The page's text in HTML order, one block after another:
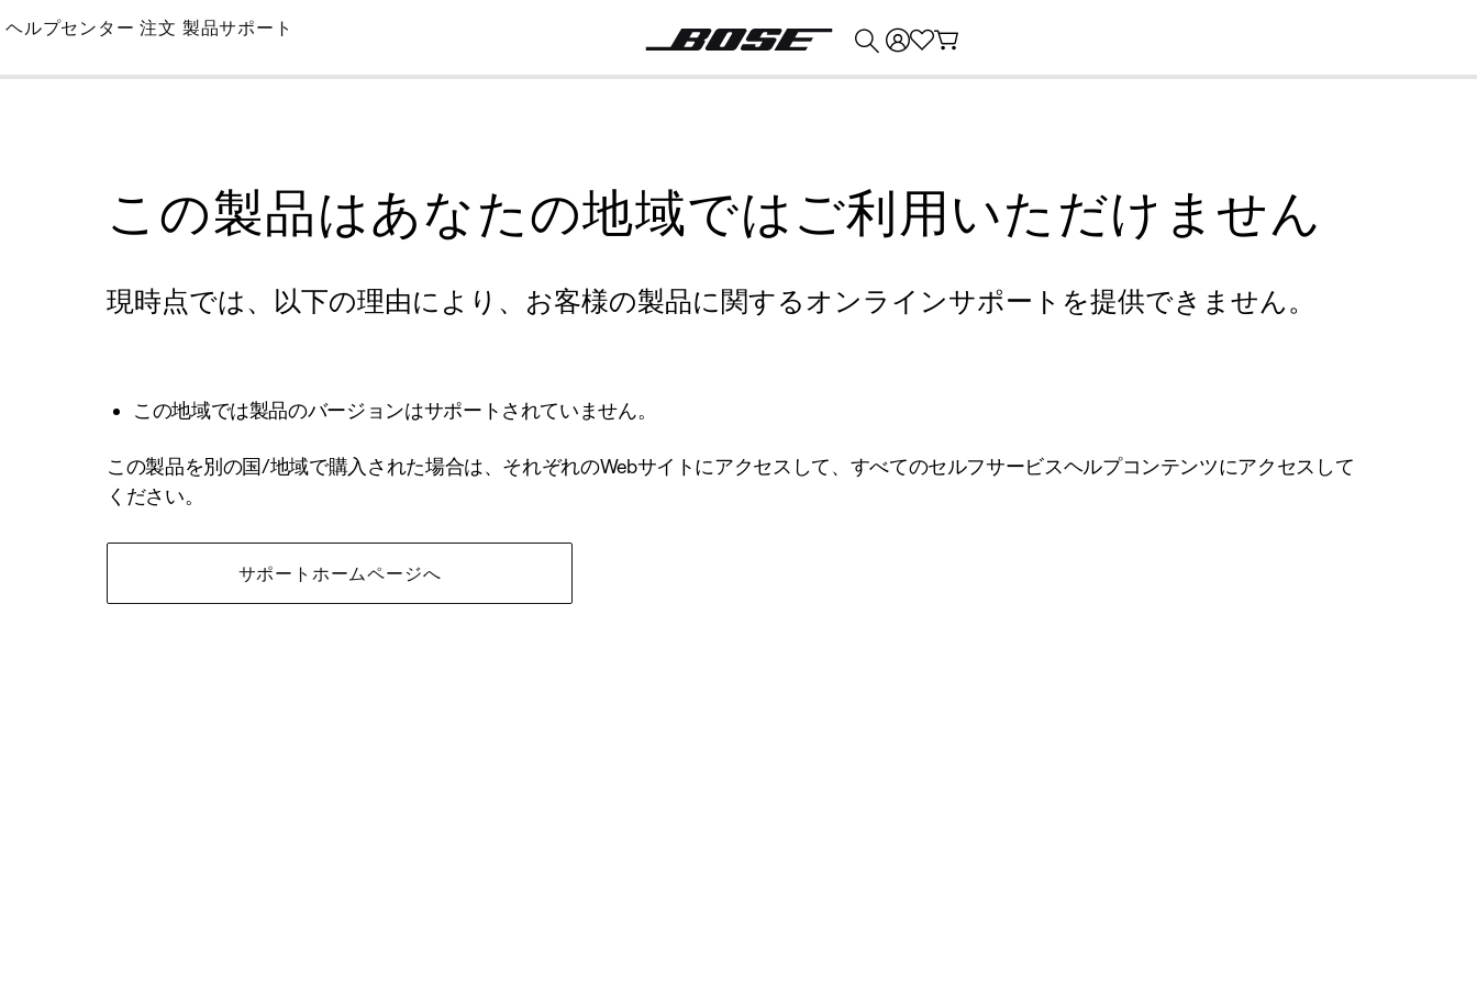
Skip
Main
ヘルプセンター 注文 製品サポート
この製品はあなたの地域ではご利用いただけません
現時点では、以下の理由により、お客様の製品に関するオンラインサポートを提供できません。
この地域では製品のバージョンはサポートされていません。
この製品を別の国/地域で購入された場合は、それぞれのWebサイトにアクセスして、すべてのセルフサービスヘルプコンテンツにアクセスして
ください。
サポートホームページへ